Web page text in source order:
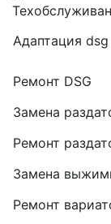
Адаптация dsg
Ремонт DSG
Замена
Ремонт
Замена
Ремонт